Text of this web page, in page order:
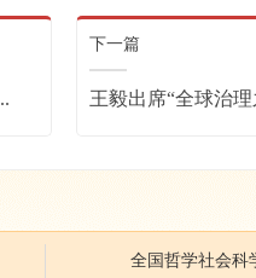
下一篇
王毅出席“全球治
全国哲学社会科